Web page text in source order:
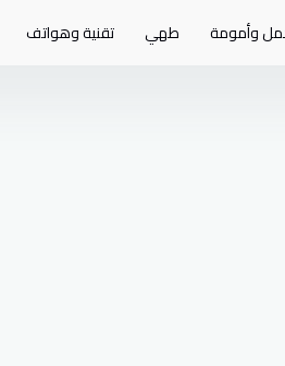
وأمومة طهي تقنية وهواتف